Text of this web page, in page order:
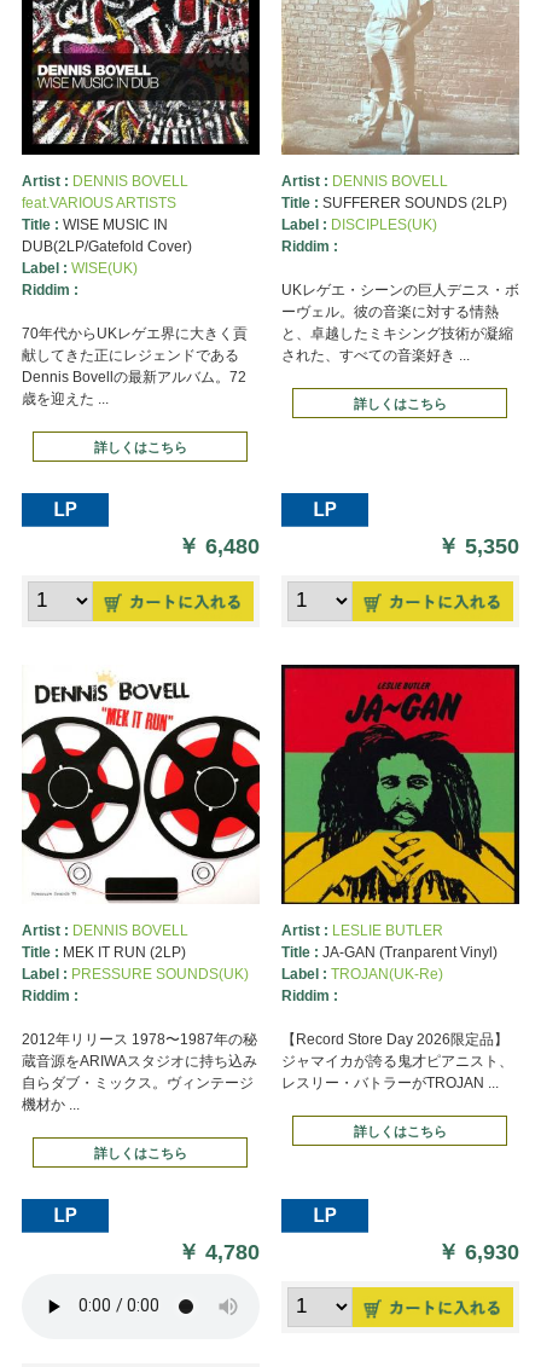
Artist : DENNIS BOVELL
feat.VARIOUS ARTISTS
Title : WISE MUSIC IN
DUB(2LP/Gatefold Cover)
Label : WISE(UK)
Riddim :
70年代からUKレゲエ界に大きく貢
献してきた正にレジェンドである
Dennis Bovellの最新アルバム。72
歳を迎えた ...
詳しくはこちら
￥6,480
Artist : DENNIS BOVELL
Title : SUFFERER SOUNDS (2LP)
Label : DISCIPLES(UK)
Riddim :
UKレゲエ・シーンの巨人デニス・ボ
ーヴェル。彼の音楽に対する情熱
と、卓越したミキシング技術が凝縮
された、すべての音楽好き ...
詳しくはこちら
￥5,350
Artist : DENNIS BOVELL
Title : MEK IT RUN (2LP)
Label : PRESSURE SOUNDS(UK)
Riddim :
2012年リリース 1978〜1987年の秘
蔵音源をARIWAスタジオに持ち込み
自らダブ・ミックス。ヴィンテージ
機材か ...
詳しくはこちら
￥4,780
Artist : LESLIE BUTLER
Title : JA-GAN (Tranparent Vinyl)
Label : TROJAN(UK-Re)
Riddim :
【Record Store Day 2026限定品】
ジャマイカが誇る鬼才ピアニスト、
レスリー・バトラーがTROJAN ...
詳しくはこちら
￥6,930